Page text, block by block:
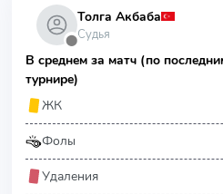
⬤
Толга Акбаба
Судья
В среднем за матч (по
турнире)
ЖК
Фолы
Удаления